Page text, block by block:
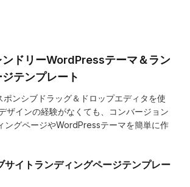
ンドリーWordPressテーマ＆ラン
テンプレート
ンシブドラッグ＆ドロップエディタを使
ザインの経験がなくても、コンバージョン
ングページやWordPressテーマを簡単に作
サイトランディングページテンプレー